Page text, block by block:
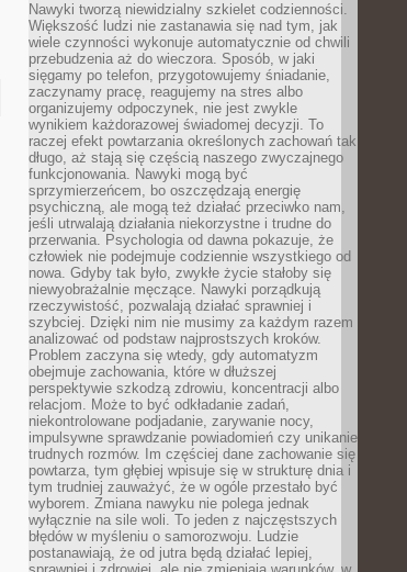
Nawyki tworzą niewidzialny szkielet codzienności.
Większość ludzi nie zastanawia się nad tym, jak
wiele czynności wykonuje automatycznie od chwili
przebudzenia aż do wieczora. Sposób, w jaki
sięgamy po telefon, przygotowujemy śniadanie,
zaczynamy pracę, reagujemy na stres albo
organizujemy odpoczynek, nie jest zwykle
wynikiem każdorazowej świadomej decyzji. To
raczej efekt powtarzania określonych zachowań tak
długo, aż stają się częścią naszego zwyczajnego
funkcjonowania. Nawyki mogą być
sprzymierzeńcem, bo oszczędzają energię
psychiczną, ale mogą też działać przeciwko nam,
jeśli utrwalają działania niekorzystne i trudne do
przerwania. Psychologia od dawna pokazuje, że
człowiek nie podejmuje codziennie wszystkiego od
nowa. Gdyby tak było, zwykłe życie stałoby się
niewyobrażalnie męczące. Nawyki porządkują
rzeczywistość, pozwalają działać sprawniej i
szybciej. Dzięki nim nie musimy za każdym razem
analizować od podstaw najprostszych kroków.
Problem zaczyna się wtedy, gdy automatyzm
obejmuje zachowania, które w dłuższej
perspektywie szkodzą zdrowiu, koncentracji albo
relacjom. Może to być odkładanie zadań,
niekontrolowane podjadanie, zarywanie nocy,
impulsywne sprawdzanie powiadomień czy unikanie
trudnych rozmów. Im częściej dane zachowanie się
powtarza, tym głębiej wpisuje się w strukturę dnia i
tym trudniej zauważyć, że w ogóle przestało być
wyborem. Zmiana nawyku nie polega jednak
wyłącznie na sile woli. To jeden z najczęstszych
błędów w myśleniu o samorozwoju. Ludzie
postanawiają, że od jutra będą działać lepiej,